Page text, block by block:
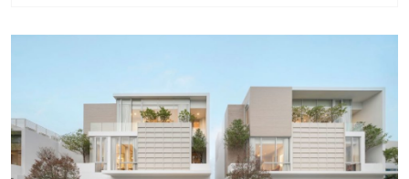
ระเบียงที่ชั้น 2 นั้น ก็ช่วยเป็นเหมือน Buffer […]
หาคอนโดมิเนียม แต่ด้วยราคาคอนโดมิเนียมกลางใจเมืองมี
อายุประมาณ 30 ปี ในย่านสาทร ซึ่งเหมาะสมทั้งทำเลและการ
เดินทางที่สะดวกสบาย ก่อนตัดสินใจเลือกที่จะรีโนเวตตึกแถว
นี้ ให้เป็นบ้านใหม่ของครอบครัว โดยยังคงโครงสร้างอาคาร
เดิมไว้ แล้วปรับเปลี่ยนพื้นที่ภายในใหม่เพื่อให้เข้ากับความ